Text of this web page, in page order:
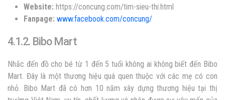
Website: https://concung.com/tim-sieu-thi.html
Fanpage: www.facebook.com/concung/
4.1.2. Bibo Mart
Nhắc đến đồ cho bé từ 1 đến 5 tuổi không ai không biết đến Bibo
Mart. Đây là một thương hiệu quá quen thuộc với các mẹ có con
nhỏ. Bibo Mart đã có hơn 10 năm xây dựng thương hiệu tại thị